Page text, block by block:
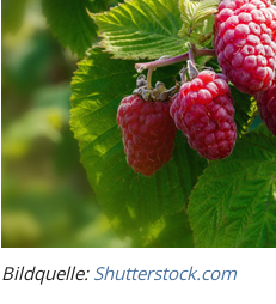
Bildquelle: Shutterstock.com